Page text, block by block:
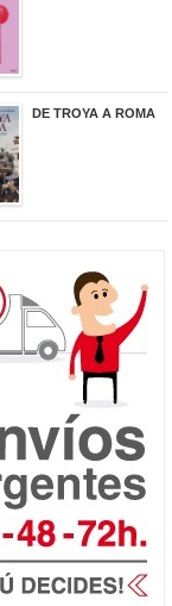
DE TROYA A ROMA